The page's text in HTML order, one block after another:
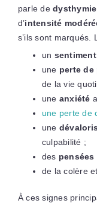
parle dedysthymie
d’intensité
s’ils sont marqués.
un
une perte de
de la vie
une anxiété
une perte de
une
culpabilité ;
des
de la colère
À ces signes